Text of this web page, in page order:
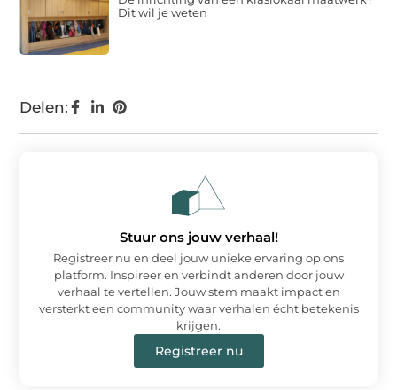
Delen:
Dit wil je weten
Stuur ons jouw verhaal!
Registreer nu en deel jouw unieke ervaring op ons
platform. Inspireer en verbindt anderen door jouw
verhaal te vertellen. Jouw stem maakt impact en
versterkt een community waar verhalen écht betekenis
krijgen.
Registreer nu